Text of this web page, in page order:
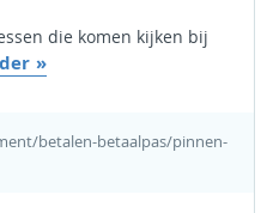
die komen kijken bij
betalen-betaalpas/pinnen-